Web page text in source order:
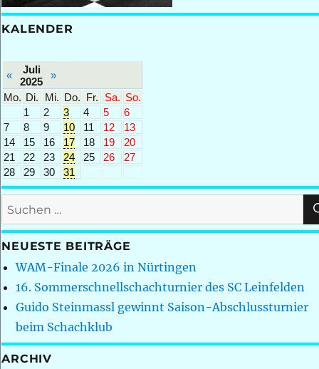
KALENDER
«
Juli
2025
»
Mo. Di. Mi. Do. Fr. Sa. So.
1
2 3 4 5
6
7
8 9 10 11 12
13
14
15 16 17 18 19
20
21
22 23 24 25 26
27
28
29 30 31
Suchen
nach:
NEUESTE BEITRÄGE
WAM-Finale 2026 in Nürtingen
16. Sommerschnellschachturnier des SC Leinfelden
Guido Steinmassl gewinnt Saison-Abschlussturnier
beim Schachklub
ARCHIV